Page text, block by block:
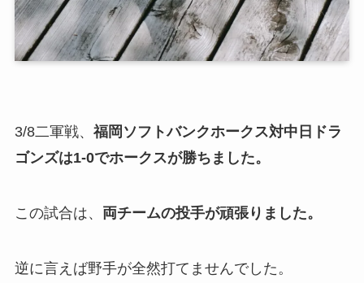
3/8二軍戦、 福岡ソフトバンクホークス対中日ドラ
ゴンズは1-0でホークスが勝ちました。
この試合は、 両チームの投手が頑張りました。
逆に言えば野手が全然打てませんでした。